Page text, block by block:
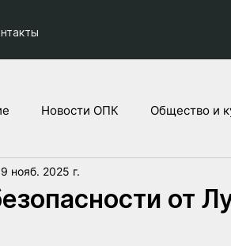
Новости ОПК Общество и
НАУ Дети Украины
от
9 нояб. 2025 г.